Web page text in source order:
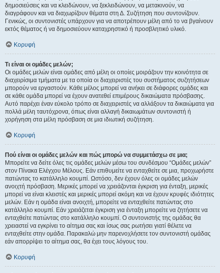
δημοσιεύσεις και να κλειδώνουν, να ξεκλειδώνουν, να μετακινούν, να
διαγράφουν και να διαχωρίζουν θέματα στη Δ. Συζήτηση που συντονίζουν.
Γενικώς, οι συντονιστές υπάρχουν για να αποτρέπουν μέλη από το να βγαίνουν
εκτός θέματος ή να δημοσιεύουν καταχρηστικό ή προσβλητικό υλικό.
Κορυφή
Τι είναι οι ομάδες μελών;
Οι ομάδες μελών είναι ομάδες από μέλη οι οποίες μοιράζουν την κοινότητα σε
διαχειρίσιμα τμήματα με τα οποία οι διαχειριστές του συστήματος συζητήσεων
μπορούν να εργαστούν. Κάθε μέλος μπορεί να ανήκει σε διάφορες ομάδες και
σε κάθε ομάδα μπορεί να έχουν ανατεθεί επιμέρους δικαιώματα πρόσβασης.
Αυτό παρέχει έναν εύκολο τρόπο σε διαχειριστές να αλλάξουν τα δικαιώματα για
πολλά μέλη ταυτόχρονα, όπως είναι αλλαγή δικαιωμάτων συντονιστή ή
χορήγηση στα μέλη πρόσβαση σε μια ιδιωτική συζήτηση.
Κορυφή
Πού είναι οι ομάδες μελών και πώς μπορώ να συμμετάσχω σε μια;
Μπορείτε να δείτε όλες τις ομάδες μελών μέσω του συνδέσμου “Ομάδες μελών”
στον Πίνακα Ελέγχου Μέλους. Εάν επιθυμείτε να ενταχθείτε σε μια, προχωρήστε
πατώντας το κατάλληλο κουμπί. Ωστόσο, δεν έχουν όλες οι ομάδες μελών
ανοιχτή πρόσβαση. Μερικές μπορεί να χρειάζονται έγκριση για ένταξη, μερικές
μπορεί να είναι κλειστές και μερικές μπορεί ακόμη και να έχουν κρυφές ιδιότητες
μελών. Εάν η ομάδα είναι ανοιχτή, μπορείτε να ενταχθείτε πατώντας στο
κατάλληλο κουμπί. Εάν χρειάζεται έγκριση για ένταξη μπορείτε να ζητήσετε να
ενταχθείτε πατώντας στο κατάλληλο κουμπί. Ο συντονιστής της ομάδας θα
χρειαστεί να εγκρίνει το αίτημα σας και ίσως σας ρωτήσει γιατί θέλετε να
ενταχθείτε στην ομάδα. Παρακαλώ μην παρενοχλήσετε τον συντονιστή ομάδας
εάν απορρίψει το αίτημα σας, θα έχει τους λόγους του.
Κορυφή